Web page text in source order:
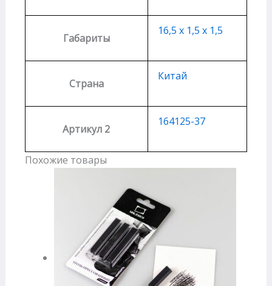
Габариты
16,5 х 1,5 х 1,5
Страна
Китай
Артикул 2
164125-37
Похожие товары